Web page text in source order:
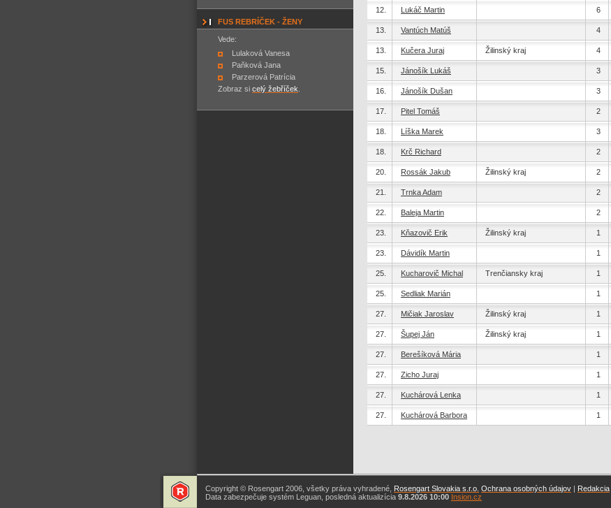
FUS REBRÍČEK - ŽENY
Vede:
Lulaková Vanesa
Paňková Jana
Parzerová Patrícia
Zobraz si celý žebříček
12. Lukáč Martin 6
13. Vantúch Matúš 4
13. Kučera Juraj Žilinský kraj 4
15. Jánošík Lukáš 3
16. Jánošík Dušan 3
17. Pitel Tomáš 2
18. Líška Marek 3
18. Krč Richard 2
20. Rossák Jakub Žilinský kraj 2
21. Trnka Adam 2
22. Baleja Martin 2
23. Kňazovič Erik Žilinský kraj 1
23. Dávidík Martin 1
25. Kucharovič Michal Trenčiansky kraj 1
25. Sedliak Marián 1
27. Mičiak Jaroslav Žilinský kraj 1
27. Šupej Ján Žilinský kraj 1
27. Berešíková Mária 1
27. Zicho Juraj 1
27. Kuchárová Lenka 1
27. Kuchárová Barbora 1
Copyright © Rosengart 2006, všetky práva vyhradené, Rosengart Slovakia s.r.o. Ochrana osobných údajov | Redakcia
Data zabezpečuje systém Leguan, posledná aktualizícia 9.8.2026 10:00 Insion.cz